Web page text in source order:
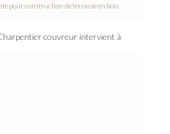
pour construction de terrasse en bois
couvreur intervient à